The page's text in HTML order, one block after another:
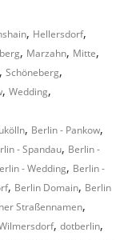
, Hellersdorf,
, Marzahn, Mitte,
,Schöneberg,
,Wedding,
, Berlin - Pankow,
- Spandau, Berlin -
- Wedding, Berlin -
, Berlin Domain, Berlin
Straßennamen,
,dotberlin,